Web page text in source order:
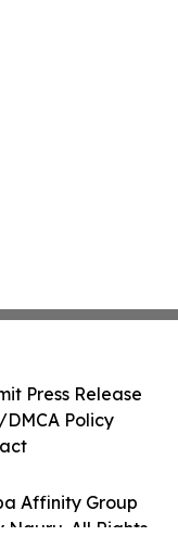
Affinity Group
Nauru. All Rights
Press Release
Policy